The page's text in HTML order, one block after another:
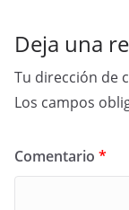
Deja una
Tu dirección de
Los campos
Comentario *